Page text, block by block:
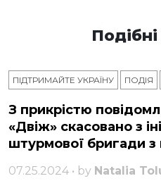
ПІДТРИМАЙТЕ УКРАЇНУ ПОДІЯ
З прикрістю
«Двіж» скасовано з
штурмової бригади з
07.25.2024 • by Natalia